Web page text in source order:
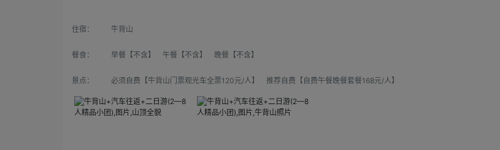
住宿： 牛背山
餐食： 早餐【不含】 午餐【不含】 晚餐【不含】
景点： 必须自费【牛背山门票观光车全票120元/人】 推荐自费【自费午餐晚餐套餐168元/人】